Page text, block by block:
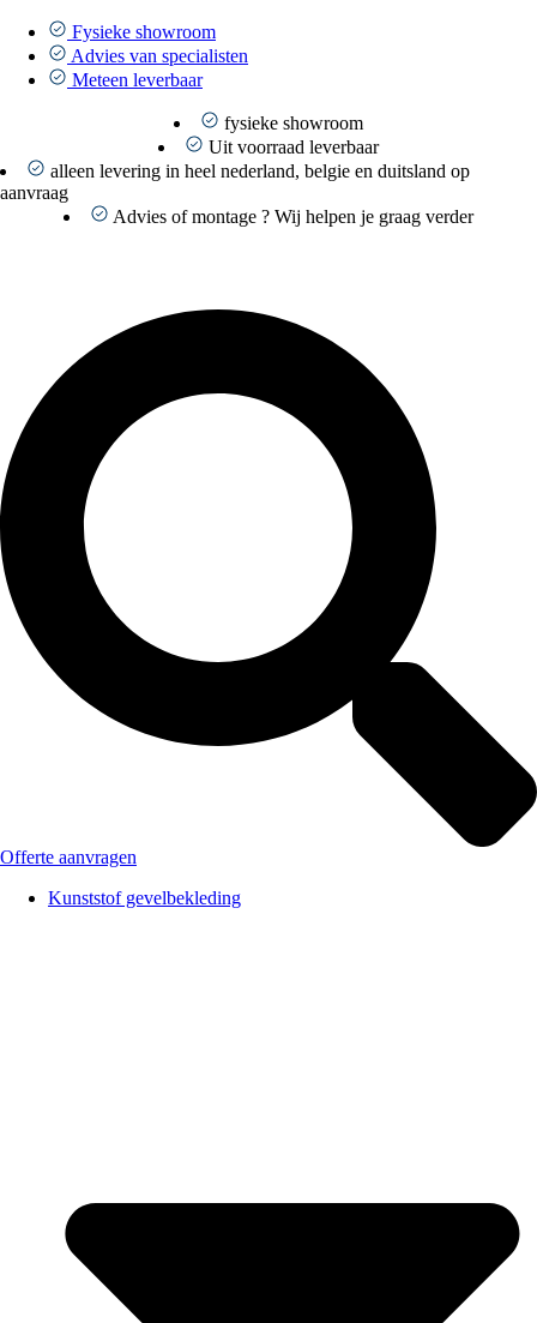
naar
inhoud
Fysieke showroom
Advies van specialisten
Meteen leverbaar
fysieke showroom
Uit voorraad leverbaar
alleen levering in heel nederland, belgie en duitsland op
aanvraag
Advies of montage ? Wij helpen je graag verder
Offerte aanvragen
Kunststof gevelbekleding